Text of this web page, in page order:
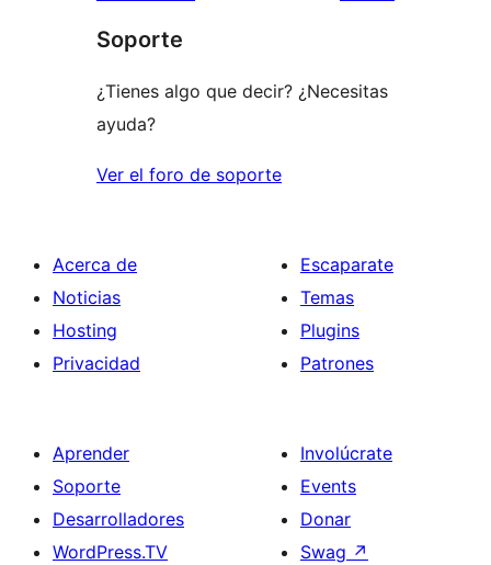
Soporte
¿Tienes algo que decir? ¿Necesitas
ayuda?
Ver el foro de soporte
Acerca de
Noticias
Hosting
Privacidad
Escaparate
Temas
Plugins
Patrones
Aprender
Soporte
Desarrolladores
WordPress.TV
Involúcrate
Events
Donar
Swag ↗